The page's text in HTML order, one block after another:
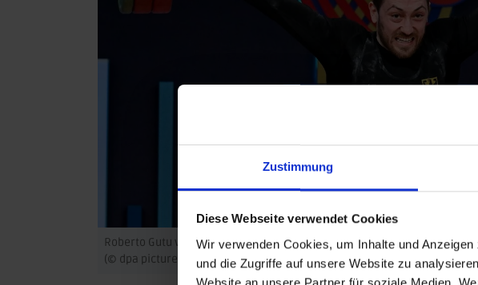
Zustimmung
Diese Webseite verwendet Cookies
Wir verwenden Cookies, um Inhalte und
und die Zugriffe auf unsere Website zu
Website an unsere Partner für soziale Medien,
Roberto Gutu vom SSV Samswegen gewinnt WM-Bronze im Reißen.
(© dpa picture alliance)